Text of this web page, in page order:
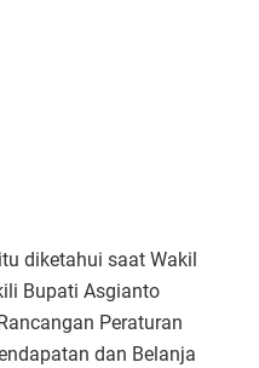
diketahui saat Wakil
Bupati Asgianto
Peraturan
dan Belanja